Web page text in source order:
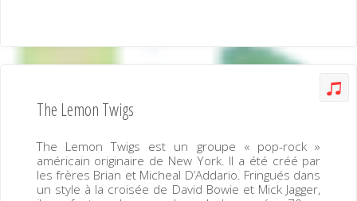
The Lemon Twigs
The Lemon Twigs est un groupe « pop-rock »
américain originaire de New York. Il a été créé par
les frères Brian et Micheal D’Addario. Fringués dans
un style à la croisée de David Bowie et Mick Jagger,